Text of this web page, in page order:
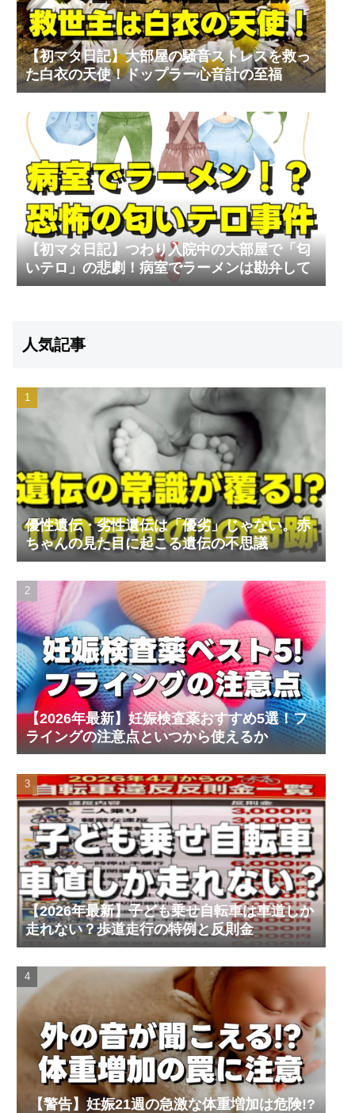
【初マタ日記】大部屋の騒音ストレスを救っ
た白衣の天使！ドップラー心音計の至福
【初マタ日記】つわり入院中の大部屋で「匂
いテロ」の悲劇！病室でラーメンは勘弁して
人気記事
優性遺伝・劣性遺伝は「優劣」じゃない。赤
ちゃんの見た目に起こる遺伝の不思議
【2026年最新】妊娠検査薬おすすめ5選！フ
ライングの注意点といつから使えるか
【2026年最新】子ども乗せ自転車は車道しか
走れない？歩道走行の特例と反則金
【警告】妊娠21週の急激な体重増加は危険!?